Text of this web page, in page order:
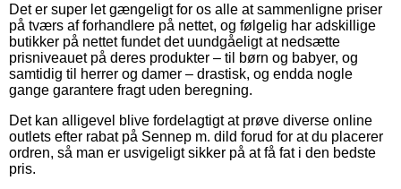
Det er super let gængeligt for os alle at sammenligne priser
på tværs af forhandlere på nettet, og følgelig har adskillige
butikker på nettet fundet det uundgåeligt at nedsætte
prisniveauet på deres produkter – til børn og babyer, og
samtidig til herrer og damer – drastisk, og endda nogle
gange garantere fragt uden beregning.
Det kan alligevel blive fordelagtigt at prøve diverse online
outlets efter rabat på Sennep m. dild forud for at du placerer
ordren, så man er usvigeligt sikker på at få fat i den bedste
pris.